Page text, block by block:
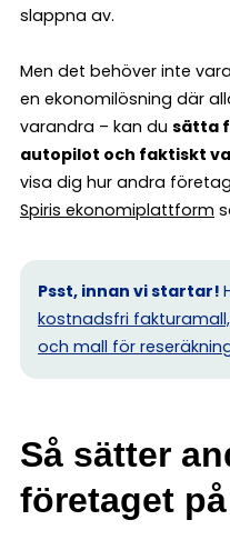
slappna av.
Men det behöver inte
en ekonomilösning där
varandra – kan du sätta
autopilot och faktiskt
visa dig hur andra
Spiris ekonomiplattform
Psst, innan vi startar!
kostnadsfri
och mall för
Så sätter
företaget